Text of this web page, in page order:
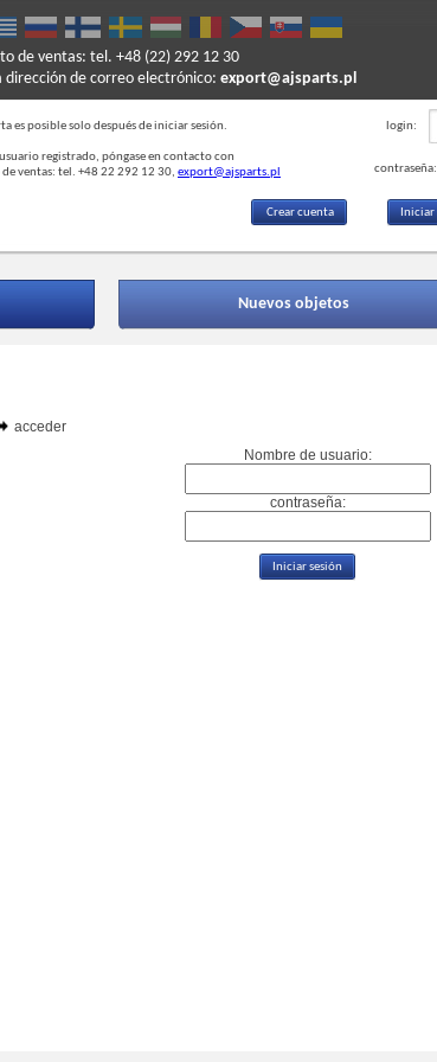
dirección de correo electrónico: export@ajsparts.pl
de ventas: tel. +48 (22) 292 12 30
es posible solo después de iniciar sesión.
registrado, póngase en contacto con
ventas: tel. +48 22 292 12 30, export@ajsparts.pl
login:
contraseña:
Crear cuenta
Nuevos objetos
acceder
Nombre de usuario:
contraseña: